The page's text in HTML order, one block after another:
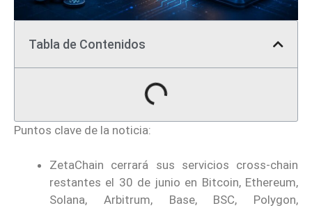
Tabla de Contenidos
Puntos clave de la noticia:
ZetaChain cerrará sus servicios cross-chain
restantes el 30 de junio en Bitcoin, Ethereum,
Solana, Arbitrum, Base, BSC, Polygon,